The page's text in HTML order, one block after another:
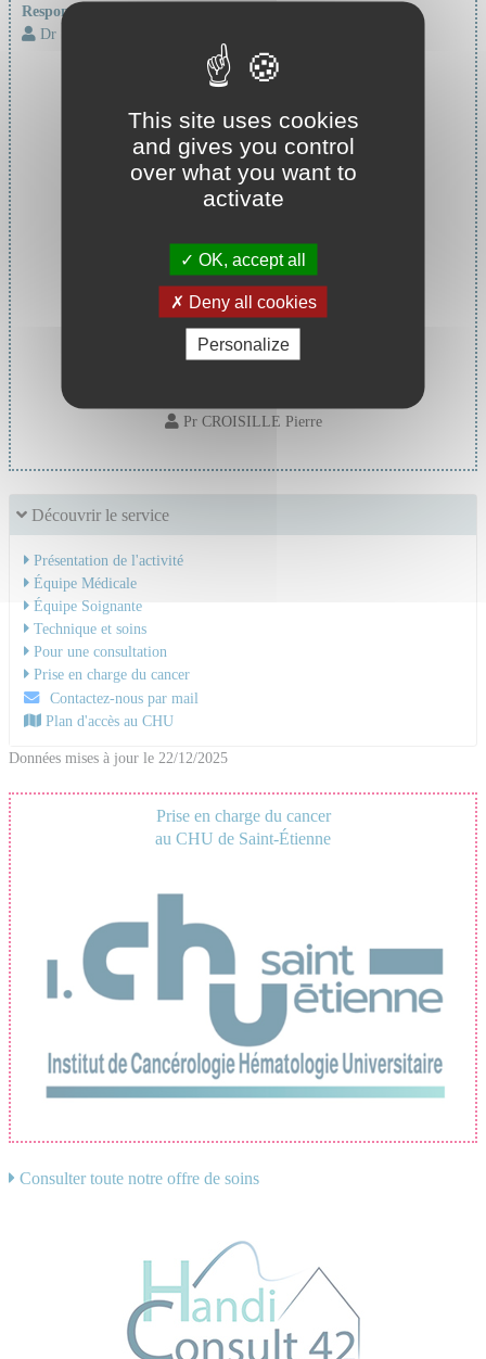
Responsable d'unité :
Dr SACHET FERREIRA VIVIEN Marina
Pr CROISILLE Pierre
Découvrir le service
Présentation de l'activité
Équipe Médicale
Équipe Soignante
Technique et soins
Pour une consultation
Prise en charge du cancer
Contactez-nous par mail
Plan d'accès au CHU
Données mises à jour le 22/12/2025
Prise en charge du cancer
au CHU de Saint-Étienne
Consulter toute notre offre de soins
This site uses cookies
and gives you control
over what you want to
activate
OK, accept all
Deny all cookies
Personalize